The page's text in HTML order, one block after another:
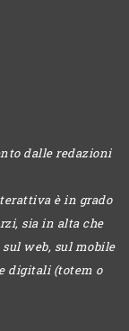
dalle redazioni
è in grado
sia in alta che
web, sul mobile
digitali (totem o